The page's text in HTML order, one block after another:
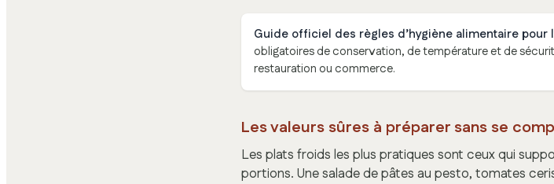
Guide officiel des règles d’hygiène alimentaire pour
obligatoires de conservation, de température et de
restauration ou commerce.
Les valeurs sûres à préparer sans se
Les plats froids les plus pratiques sont ceux qui
portions. Une salade de pâtes au pesto, tomates